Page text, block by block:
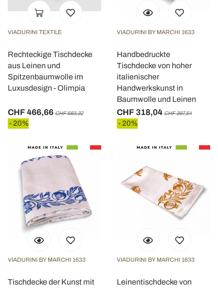
VIADURINI TEXTILE
Rechteckige Tischdecke
aus Leinen und
Spitzenbaumwolle im
Luxusdesign - Olimpia
CHF 466,66 CHF 583,32
- 20%
VIADURINI BY MARCHI 1633
Handbedruckte
Tischdecke von hoher
italienischer
Handwerkskunst in
Baumwolle und Leinen
CHF 318,04 CHF 397,54
- 20%
VIADURINI BY MARCHI 1633
Tischdecke der Kunst mit
VIADURINI BY MARCHI 1633
Leinentischdecke von